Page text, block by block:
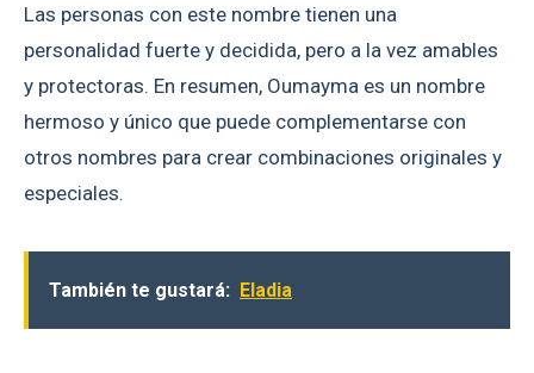
Las personas con este nombre tienen una
personalidad fuerte y decidida, pero a la vez amables
y protectoras. En resumen, Oumayma es un nombre
hermoso y único que puede complementarse con
otros nombres para crear combinaciones originales y
especiales.
También te gustará: Eladia